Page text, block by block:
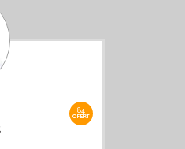
84
OFERT